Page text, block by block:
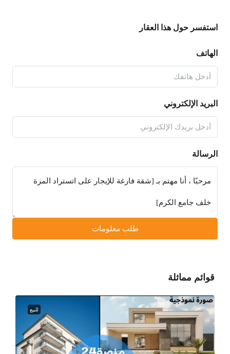
استفسر حول هذا العقار
الهاتف
البريد الإلكتروني
الرسالة
طلب معلومات
قوائم مماثلة
للبيع